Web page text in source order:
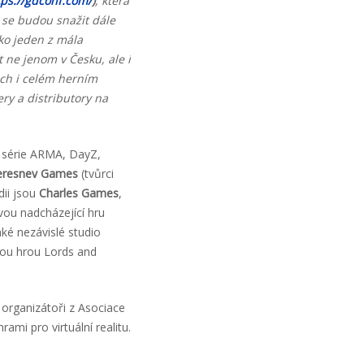
budou snažit dále
jeden z mála
jenom v Česku, ale i
i celém herním
a distributory na
ARMA, DayZ,
Games (tvůrci
jsou Charles Games,
nadcházející hru
nezávislé studio
hrou Lords and
z Asociace
pro virtuální realitu.